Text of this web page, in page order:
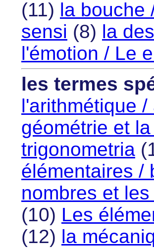
(11) la bouche
sensi (8) la
l'émotion / Le
les termes
l'arithmétique
géométrie et
trigonometria
élémentaires /
nombres et
(10) Les
(12) la